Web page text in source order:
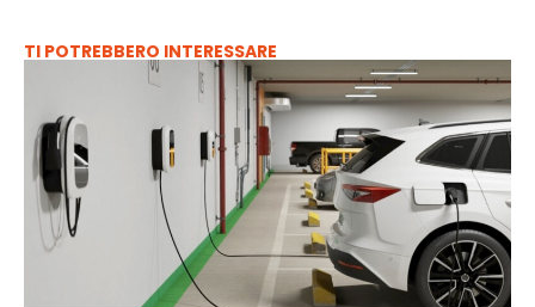
TI POTREBBERO INTERESSARE